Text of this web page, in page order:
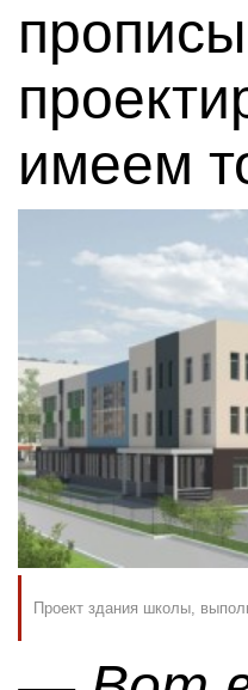
имеем
Проект здания школы,